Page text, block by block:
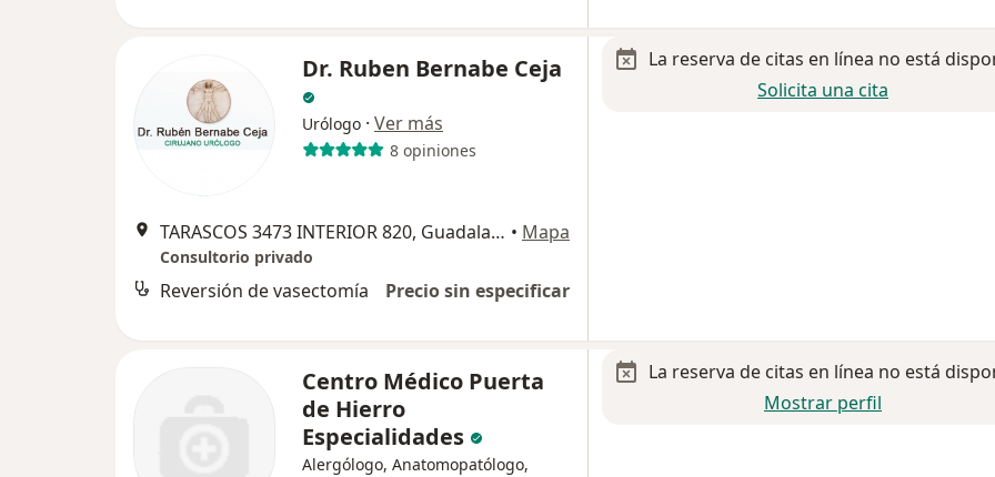
Dr. Ruben Bernabe Ceja
Urólogo · Ver más
8 opiniones
TARASCOS 3473 INTERIOR 820, Guadalajara • Mapa
Consultorio privado
Reversión de vasectomía Precio sin especificar
La reserva de citas en línea no está
Solicita una cita
Centro Médico Puerta
de Hierro
Especialidades
Alergólogo, Anatomopatólogo,
La reserva de citas en línea no está
Mostrar perfil